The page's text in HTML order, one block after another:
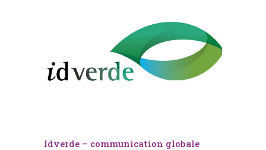
Idverde – communication globale